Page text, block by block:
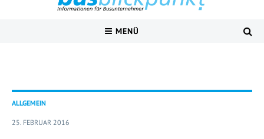
MENÜ
ALLGEMEIN
25. FEBRUAR 2016